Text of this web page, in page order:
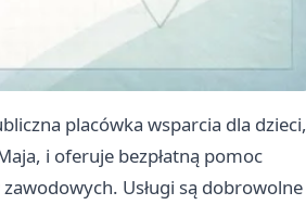
placówka wsparcia dla dzieci,
i oferuje bezpłatną pomoc
Usługi są dobrowolne